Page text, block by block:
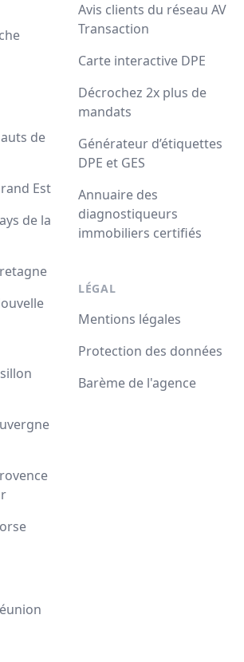
de
Est
de la
Avis clients du réseau AV
Transaction
Carte interactive DPE
Décrochez 2x plus de
mandats
Générateur d’étiquettes
DPE et GES
Annuaire des
diagnostiqueurs
immobiliers certifiés
LÉGAL
Mentions légales
Protection des données
Barème de l'agence